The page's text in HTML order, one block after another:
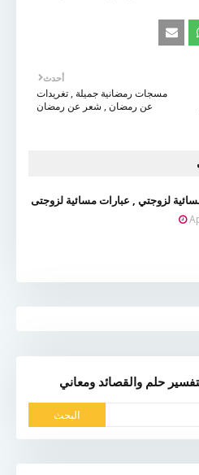
أحدث
مسجات رمضانية جميلة , تغريدات
عن رمضان , شعر عن رمضان
لزوجتي , عبارات مسائية لزوجتى
حلم والقصائد ومعاني